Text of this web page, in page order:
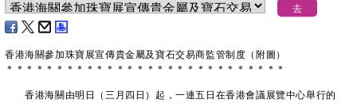
​香港海關參加珠寶展宣傳貴金屬及寶石交易商監管制度（附圖）
＊ ＊ ＊ ＊ ＊ ＊ ＊ ＊ ＊ ＊ ＊ ＊ ＊ ＊ ＊ ＊ ＊ ＊ ＊ ＊ ＊ ＊ ＊ ＊ ＊ ＊ ＊ ＊
香港海關由明日（三月四日）起，一連五日在香港會議展覽中心舉行的